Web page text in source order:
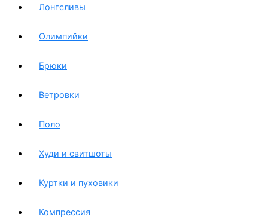
Лонгсливы
Олимпийки
Брюки
Ветровки
Поло
Худи и свитшоты
Куртки и пуховики
Компрессия